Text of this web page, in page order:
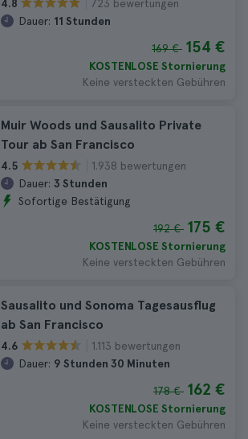
4.8
723 bewertungen
Dauer: 11 Stunden
169 € 154 €
KOSTENLOSE Stornierung
Keine versteckten Gebühren
Muir Woods und Sausalito Private
Tour ab San Francisco
4.5
1.938 bewertungen
Dauer: 3 Stunden
Sofortige Bestätigung
192 € 175 €
KOSTENLOSE Stornierung
Keine versteckten Gebühren
Sausalito und Sonoma Tagesausflug
ab San Francisco
4.6
1.113 bewertungen
Dauer: 9 Stunden 30 Minuten
178 € 162 €
KOSTENLOSE Stornierung
Keine versteckten Gebühren